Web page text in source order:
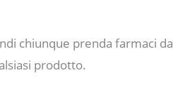
chiunque prenda farmaci da
prodotto.